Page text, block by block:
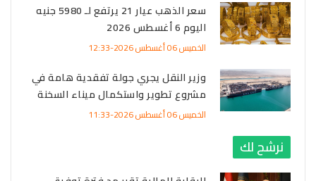
سعر الذهب عيار 21 يرتفع لـ 5980 جنيه
اليوم 6 أغسطس 2026
الخميس 06 أغسطس 2026-12:33
وزير النقل يجري جولة تفقدية هامة في
مشروع تطوير واستكمال ميناء السخنة
الخميس 06 أغسطس 2026-11:33
نرشح لك